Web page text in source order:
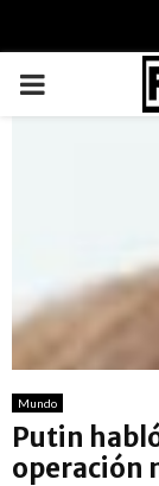
PRIMARY
Mundo
Putin
operación